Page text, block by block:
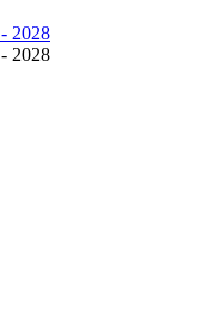
2028
2028